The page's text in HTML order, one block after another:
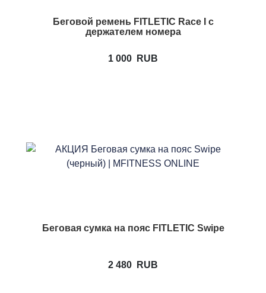
Беговой ремень FITLETIC Race I с
держателем номера
1 000 RUB
Беговая сумка на пояс FITLETIC Swipe
2 480 RUB